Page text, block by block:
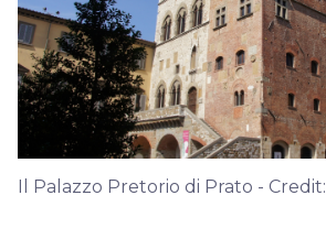
Il Palazzo Pretorio di Prato - Credit: